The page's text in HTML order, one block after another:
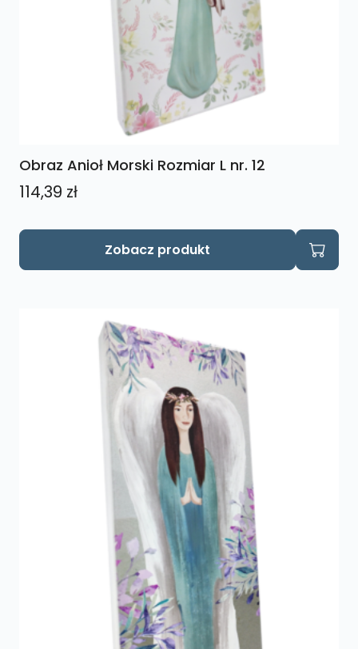
Obraz Anioł Morski Rozmiar L nr. 12
114,39 zł
Zobacz produkt